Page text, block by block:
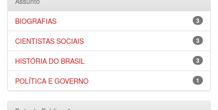
3
BIOGRAFIAS
3
CIENTISTAS SOCIAIS
3
HISTÓRIA DO BRASIL
1
POLÍTICA E GOVERNO